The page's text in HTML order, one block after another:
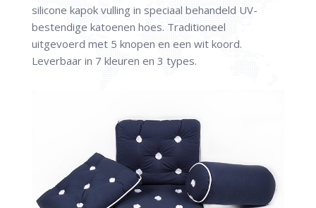
silicone kapok vulling in speciaal behandeld UV-
bestendige katoenen hoes. Traditioneel
uitgevoerd met 5 knopen en een wit koord.
Leverbaar in 7 kleuren en 3 types.